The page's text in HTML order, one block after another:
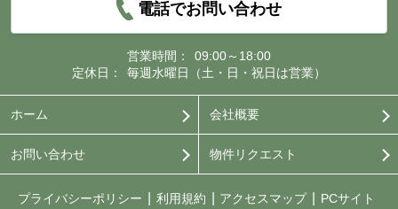
電話でお問い合わせ
営業時間：
09:00～18:00
定休日：
毎週水曜日（土・日・祝日は営業）
ホーム 会社概要
お問い合わせ 物件リクエスト
プライバシーポリシー 利用規約 アクセスマップ
PCサイト